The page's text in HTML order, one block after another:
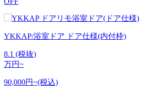
YKKAP/浴室ドア ドア仕様(内付枠)
8.1 (税抜)
万円~
90,000円~(税込)